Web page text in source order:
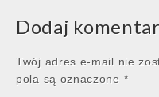
Dodaj
Twój adres e-mail nie
pola są oznaczone *